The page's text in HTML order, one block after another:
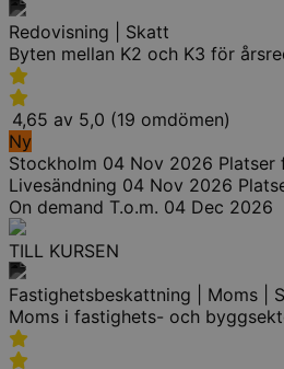
Redovisning | Skatt
Byten mellan K2 och K3 för
4,65 av 5,0 (19 omdömen)
Ny
Stockholm 04 Nov 2026 Platser
Livesändning 04 Nov 2026
On demand T.o.m. 04 Dec 2026
TILL KURSEN
Fastighetsbeskattning | Moms |
Moms i fastighets- och